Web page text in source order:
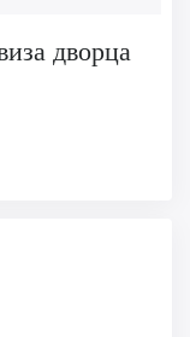
дворца